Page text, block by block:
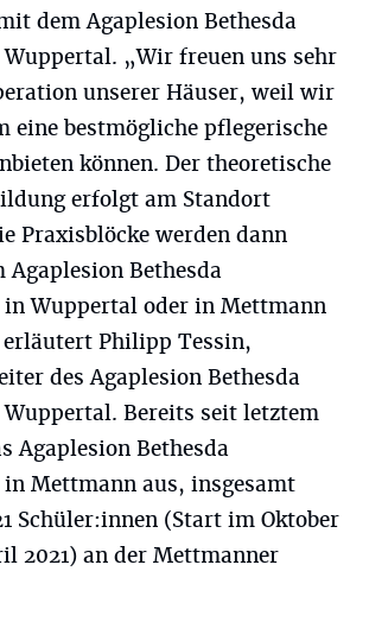
dem Agaplesion Bethesda
„Wir freuen uns sehr
unserer Häuser, weil wir
eine bestmögliche pflegerische
können. Der theoretische
erfolgt am Standort
Praxisblöcke werden dann
Bethesda
in Wuppertal oder in Mettmann
Philipp Tessin,
des Agaplesion Bethesda
Wuppertal. Bereits seit letztem
Agaplesion Bethesda
in Mettmann aus, insgesamt
Schüler:innen (Start im Oktober
2021) an der Mettmanner